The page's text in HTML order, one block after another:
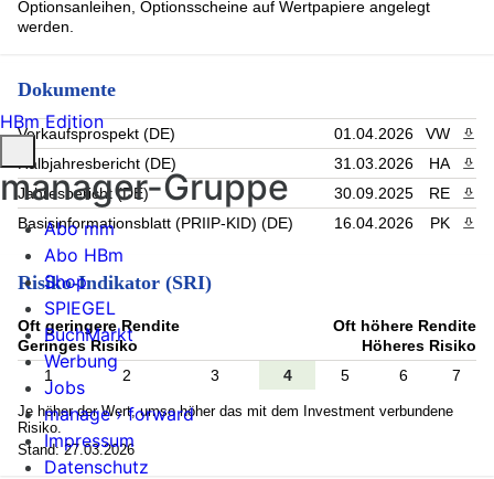
Optionsanleihen, Optionsscheine auf Wertpapiere angelegt
werden.
Dokumente
Verkaufsprospekt (DE) 01.04.2026 VW
Halbjahresbericht (DE)
31.03.2026 HA
Jahresbericht (DE)
30.09.2025 RE
Basisinformationsblatt (PRIIP-KID) (DE)
16.04.2026 PK
Risiko-Indikator (SRI)
Oft geringere Rendite
Geringes Risiko
Oft höhere Rendite
Höheres Risiko
1
2 3 4 5 6 7
Je höher der Wert, umso höher das mit dem Investment verbundene
Risiko.
Stand: 27.03.2026
HBm Edition
manager-Gruppe
Abo mm
Abo HBm
Shop
SPIEGEL
BuchMarkt
Werbung
Jobs
manage › forward
Impressum
Datenschutz